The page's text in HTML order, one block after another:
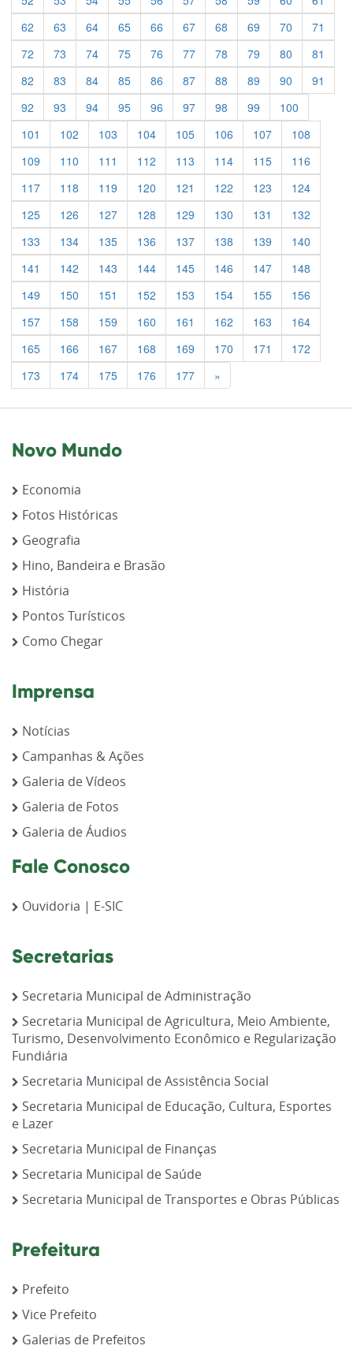
62
63 64 65 66 67 68 69 70
71
72
73 74 75 76 77 78 79 80
81
82
83 84 85 86 87 88 89 90
91
92
93 94 95 96 97 98 99
100
101
102 103 104 105 106 107
108
109
110 111 112 113 114 115
116
117
118 119 120 121 122 123
124
125
126 127 128 129 130 131
132
133
134 135 136 137 138 139
140
141
142 143 144 145 146 147
148
149
150 151 152 153 154 155
156
157
158 159 160 161 162 163
164
165
166 167 168 169 170 171
172
173
174 175 176 177 »
Novo Mundo
Economia
Fotos Históricas
Geografia
Hino, Bandeira e Brasão
História
Pontos Turísticos
Como Chegar
Imprensa
Notícias
Campanhas & Ações
Galeria de Vídeos
Galeria de Fotos
Galeria de Áudios
Fale Conosco
Ouvidoria | E-SIC
Secretarias
Secretaria Municipal de Administração
Secretaria Municipal de Agricultura, Meio Ambiente,
Turismo, Desenvolvimento Econômico e Regularização
Fundiária
Secretaria Municipal de Assistência Social
Secretaria Municipal de Educação, Cultura, Esportes
e Lazer
Secretaria Municipal de Finanças
Secretaria Municipal de Saúde
Secretaria Municipal de Transportes e Obras Públicas
Prefeitura
Prefeito
Vice Prefeito
Galerias de Prefeitos